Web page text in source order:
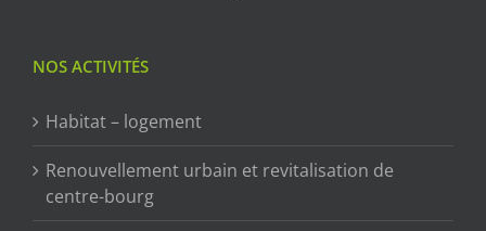
NOS ACTIVITÉS
Habitat – logement
Renouvellement urbain et revitalisation de
centre-bourg